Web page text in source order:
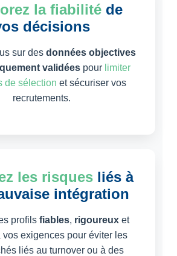
la fiabilité de
décisions
sur des données objectives
validéespour limiter
de sélection et sécuriser vos
recrutements.
les risques liés à
intégration
profils fiables, rigoureuxet
vos exigences pour éviter les
liés au turnover ou à des